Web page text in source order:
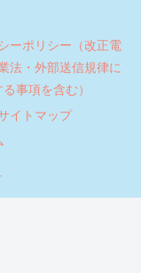
ーポリシー（改正電
法・外部送信規律に
る事項を含む）
イトマップ